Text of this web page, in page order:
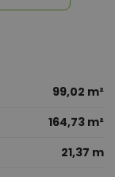
99,02 m²
164,73 m²
21,37 m